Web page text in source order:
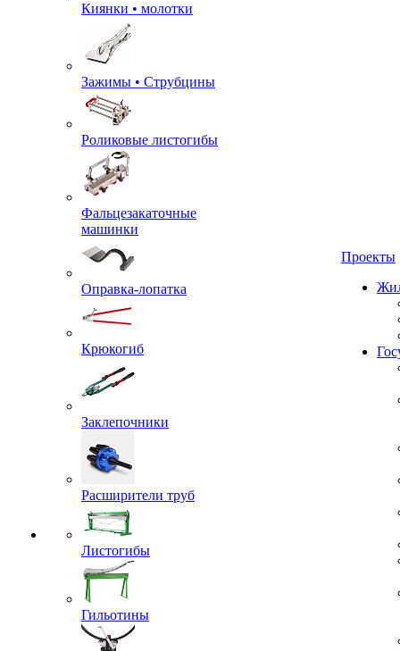
Киянки • молотки
Зажимы • Струбцины
Роликовые листогибы
Фальцезакаточные
машинки
Оправка-лопатка
Крюкогиб
Заклепочники
Расширители труб
Листогибы
Гильотины
Проекты